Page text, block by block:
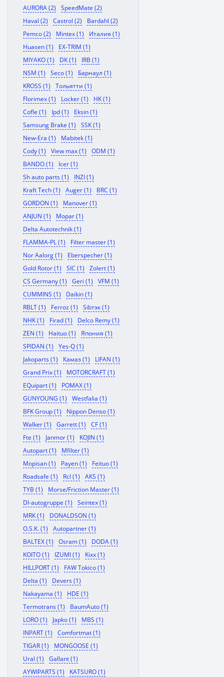
AURORA (2)
SpeedMate (2)
Haval (2)
Castrol (2)
Bardahl (2)
Pemco (2)
Mintex (1)
Италия (1)
Huasen (1)
EX-TRIM (1)
MIYAKO (1)
DK (1)
IRB (1)
NSM (1)
Seco (1)
Барнаул (1)
KROSS (1)
Тольятти (1)
Florimex (1)
Locker (1)
HK (1)
Cofle (1)
Ipd (1)
Eksin (1)
Samsung Brake (1)
SSK (1)
New-Era (1)
Mabitek (1)
Cody (1)
View max (1)
ODM (1)
BANDO (1)
Icer (1)
Sh auto parts (1)
INZI (1)
Kraft Tech (1)
Auger (1)
BRC (1)
GORDON (1)
Manover (1)
ANJUN (1)
Mopar (1)
Delta Autotechnik (1)
FLAMMA-PL (1)
Filter master (1)
Nor Aalorg (1)
Eberspecher (1)
Gold Rotor (1)
SIC (1)
Zolert (1)
CS Germany (1)
Geri (1)
VFM (1)
CUMMINS (1)
Daikin (1)
RBLT (1)
Ferroz (1)
Sibтэк (1)
NHK (1)
Firad (1)
Delco Remy (1)
ZEN (1)
Haituo (1)
Япония (1)
SPIDAN (1)
Yes-Q (1)
Jakoparts (1)
Камаз (1)
LIFAN (1)
Grand Prix (1)
MOTORCRAFT (1)
EQuipart (1)
POMAX (1)
GUNYOUNG (1)
Westfalia (1)
BFK Group (1)
Nippon Denso (1)
Walker (1)
Garrett (1)
CF (1)
Fte (1)
Janmor (1)
KOJIN (1)
Autopart (1)
Mfilter (1)
Mopisan (1)
Payen (1)
Feituo (1)
Roadsafe (1)
Rcl (1)
AKS (1)
TYB (1)
Morse/Friction Master (1)
Dl-autogruppe (1)
Seintex (1)
MRK (1)
DONALDSON (1)
O.S.K. (1)
Autopartner (1)
BALTEX (1)
Osram (1)
DODA (1)
KOITO (1)
IZUMI (1)
Kixx (1)
HILLPORT (1)
FAW Tokico (1)
Delta (1)
Devers (1)
Nakayama (1)
HDE (1)
Termotrans (1)
BaumAuto (1)
LORO (1)
Japko (1)
MBS (1)
INPART (1)
Comfortmat (1)
TIGAR (1)
MONGOOSE (1)
Ural (1)
Gallant (1)
AYWIPARTS (1)
KATSURO (1)